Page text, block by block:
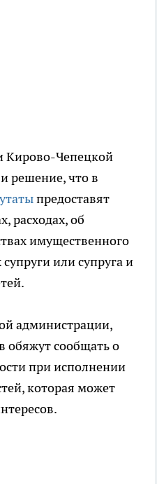
Кирово-Чепецкой
решение, что в
предоставят
расходах, об
имущественного
или супруга и
администрации,
обяжут сообщать о
при исполнении
которая может